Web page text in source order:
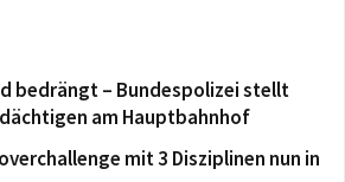
bedrängt – Bundespolizei stellt
am Hauptbahnhof
mit 3 Disziplinen nun in